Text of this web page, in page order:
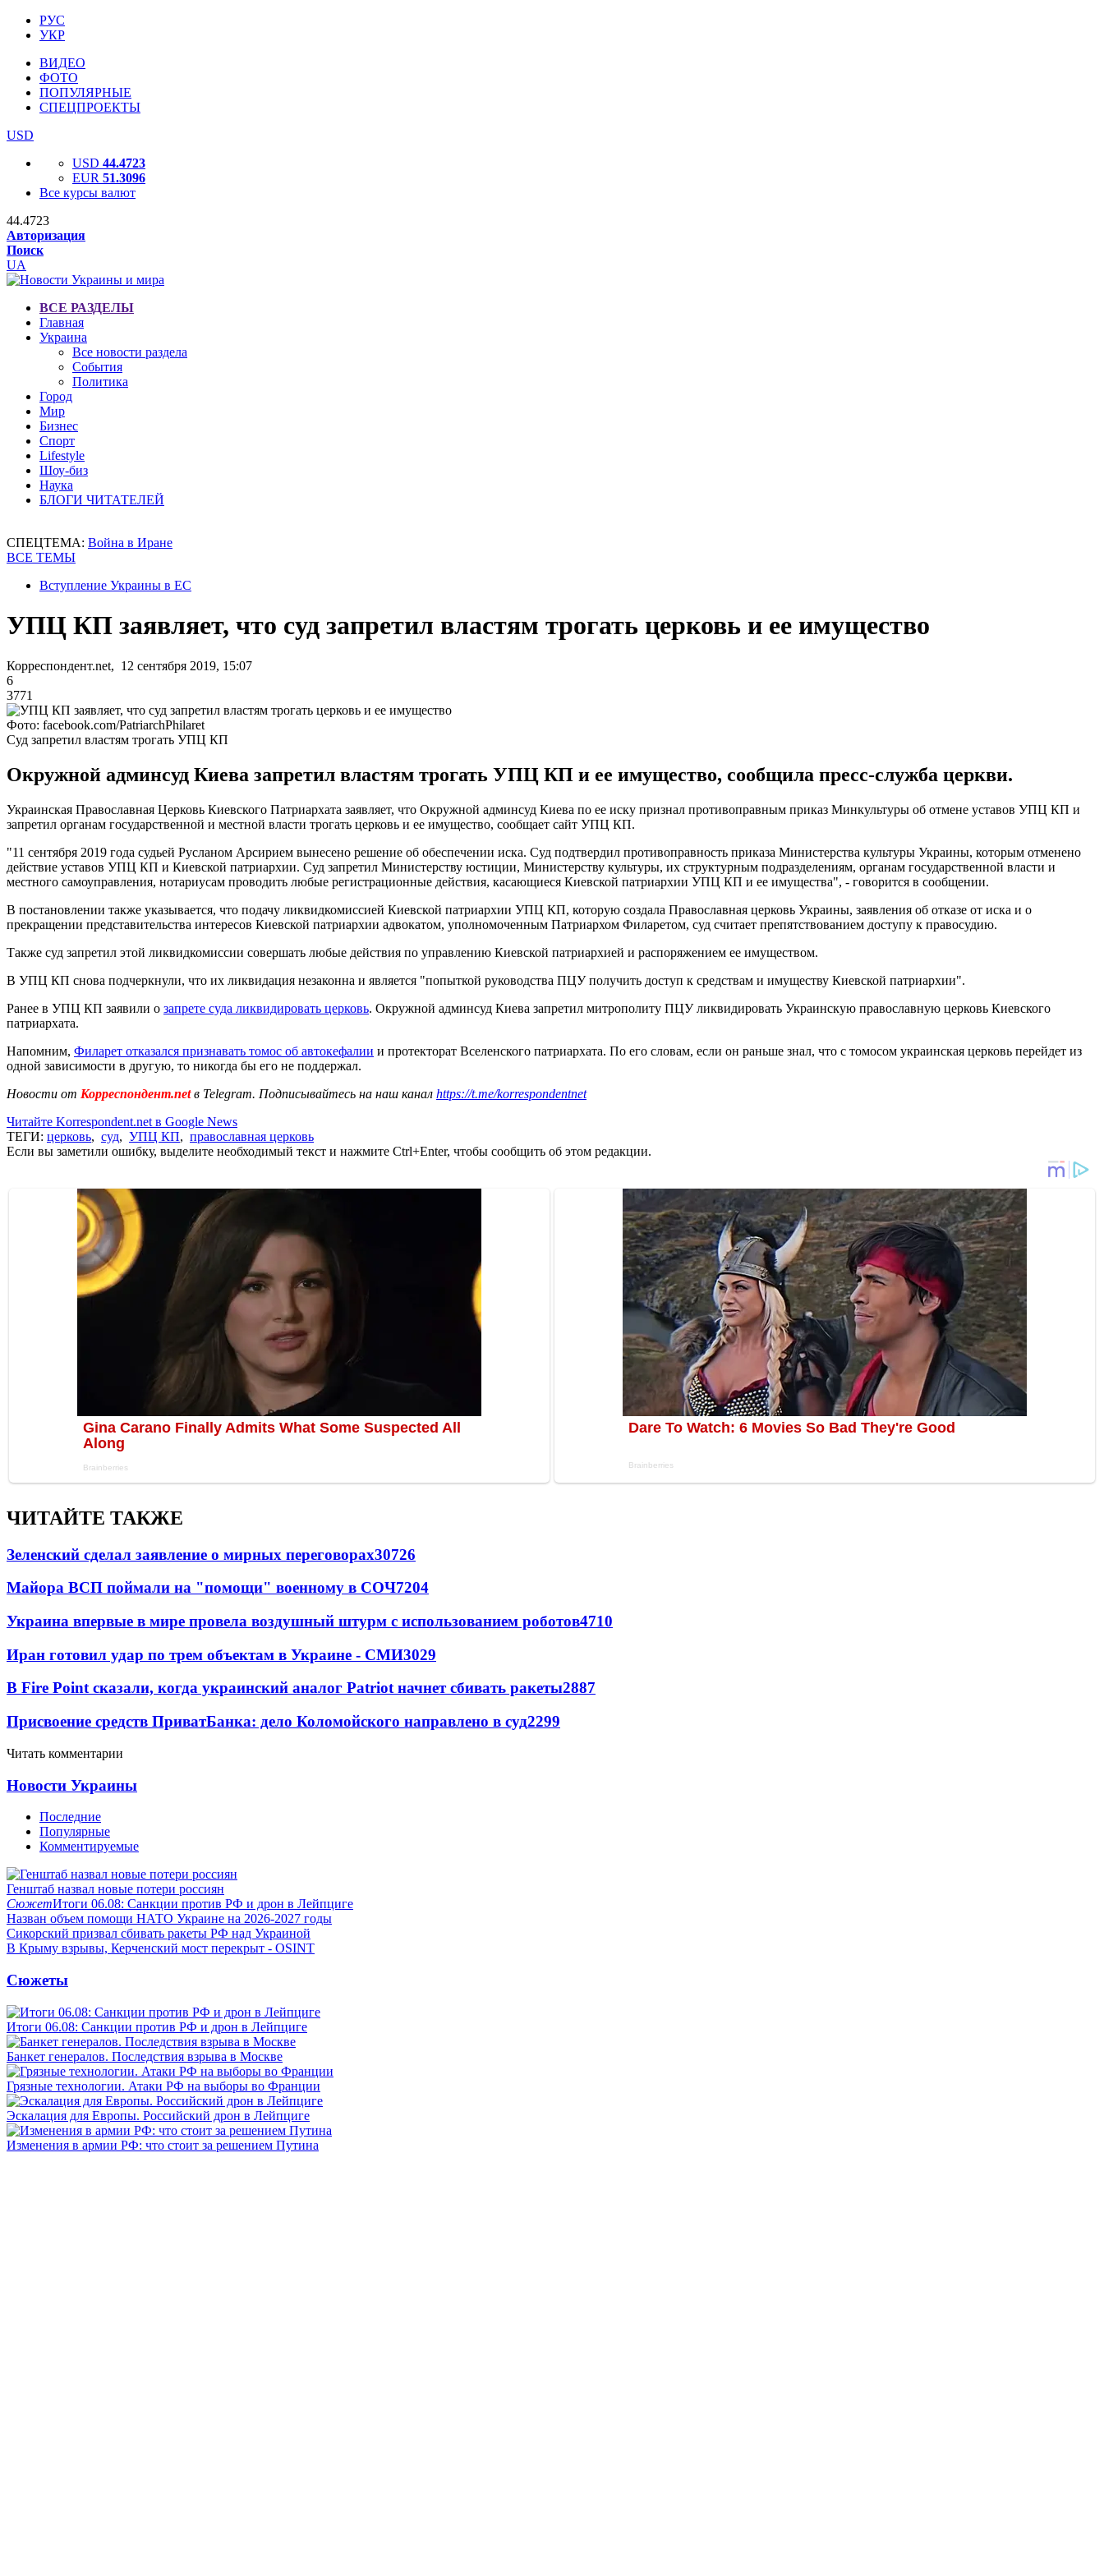
РУС
УКР
ВИДЕО
ФОТО
ПОПУЛЯРНЫЕ
СПЕЦПРОЕКТЫ
USD
USD 44.4723
EUR 51.3096
Все курсы валют
44.4723
Авторизация
Поиск
UA
ВСЕ РАЗДЕЛЫ
Главная
Украина
Все новости раздела
События
Политика
Город
Мир
Бизнес
Спорт
Lifestyle
Шоу-биз
Наука
БЛОГИ ЧИТАТЕЛЕЙ
СПЕЦТЕМА: Война в Иране
ВСЕ ТЕМЫ
Вступление Украины в ЕС
УПЦ КП заявляет, что суд запретил властям трогать церковь и ее имущество
Корреспондент.net, 12 сентября 2019, 15:07
6
3771
Фото: facebook.com/PatriarchPhilaret
Суд запретил властям трогать УПЦ КП
Окружной админсуд Киева запретил властям трогать УПЦ КП и ее имущество, сообщила пресс-служба церкви.
Украинская Православная Церковь Киевского Патриархата заявляет, что Окружной админсуд Киева по ее иску признал противоправным приказ Минкультуры об отмене уставов УПЦ КП и
запретил органам государственной и местной власти трогать церковь и ее имущество, сообщает сайт УПЦ КП.
"11 сентября 2019 года судьей Русланом Арсирием вынесено решение об обеспечении иска. Суд подтвердил противоправность приказа Министерства культуры Украины, которым отменено
действие уставов УПЦ КП и Киевской патриархии. Суд запретил Министерству юстиции, Министерству культуры, их структурным подразделениям, органам государственной власти и
местного самоуправления, нотариусам проводить любые регистрационные действия, касающиеся Киевской патриархии УПЦ КП и ее имущества", - говорится в сообщении.
В постановлении также указывается, что подачу ликвидкомиссией Киевской патриархии УПЦ КП, которую создала Православная церковь Украины, заявления об отказе от иска и о
прекращении представительства интересов Киевской патриархии адвокатом, уполномоченным Патриархом Филаретом, суд считает препятствованием доступу к правосудию.
Также суд запретил этой ликвидкомиссии совершать любые действия по управлению Киевской патриархией и распоряжением ее имуществом.
В УПЦ КП снова подчеркнули, что их ликвидация незаконна и является "попыткой руководства ПЦУ получить доступ к средствам и имуществу Киевской патриархии".
Ранее в УПЦ КП заявили о запрете суда ликвидировать церковь. Окружной админсуд Киева запретил митрополиту ПЦУ ликвидировать Украинскую православную церковь Киевского
патриархата.
Напомним, Филарет отказался признавать томос об автокефалии и протекторат Вселенского патриархата. По его словам, если он раньше знал, что с томосом украинская церковь перейдет из
одной зависимости в другую, то никогда бы его не поддержал.
Новости от Корреспондент.netв Telegram. Подписывайтесь на наш канал https://t.me/korrespondentnet
Читайте Korrespondent.net в Google News
ТЕГИ: церковь, суд, УПЦ КП, православная церковь
Если вы заметили ошибку, выделите необходимый текст и нажмите Ctrl+Enter, чтобы сообщить об этом редакции.
ЧИТАЙТЕ ТАКЖЕ
Зеленский сделал заявление о мирных переговорах30726
Майора ВСП поймали на "помощи" военному в СОЧ7204
Украина впервые в мире провела воздушный штурм с использованием роботов4710
Иран готовил удар по трем объектам в Украине - СМИ3029
В Fire Point сказали, когда украинский аналог Patriot начнет сбивать ракеты2887
Присвоение средств ПриватБанка: дело Коломойского направлено в суд2299
Читать комментарии
Новости Украины
Последние
Популярные
Комментируемые
Генштаб назвал новые потери россиян
СюжетИтоги 06.08: Санкции против РФ и дрон в Лейпциге
Назван объем помощи НАТО Украине на 2026-2027 годы
Сикорский призвал сбивать ракеты РФ над Украиной
В Крыму взрывы, Керченский мост перекрыт - OSINT
Сюжеты
Итоги 06.08: Санкции против РФ и дрон в Лейпциге
Банкет генералов. Последствия взрыва в Москве
Грязные технологии. Атаки РФ на выборы во Франции
Эскалация для Европы. Российский дрон в Лейпциге
Изменения в армии РФ: что стоит за решением Путина